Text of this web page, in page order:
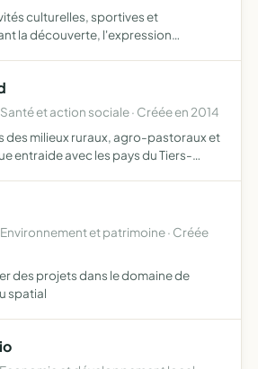
culturelles, sportives et
la découverte, l'expression
Santé et action sociale · Créée en 2014
des milieux ruraux, agro-pastoraux et
entraide avec les pays du Tiers-
Environnement et patrimoine · Créée
des projets dans le domaine de
spatial